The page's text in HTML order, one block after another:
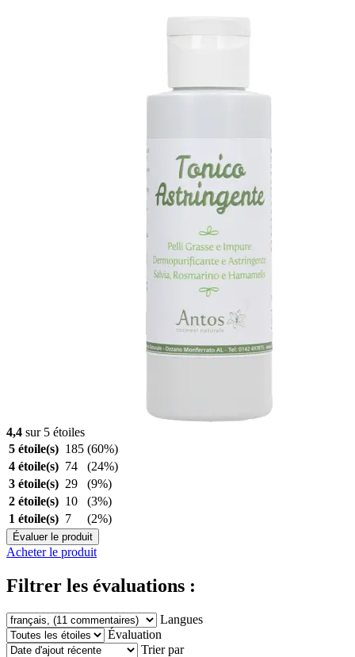
4,4 sur 5 étoiles
5 étoile(s) 185 (60%)
4 étoile(s) 74
(24%)
3 étoile(s) 29
(9%)
2 étoile(s) 10
(3%)
1 étoile(s) 7 (2%)
Évaluer le produit
Acheter le produit
Filtrer les évaluations :
Langues
Évaluation
Trier par